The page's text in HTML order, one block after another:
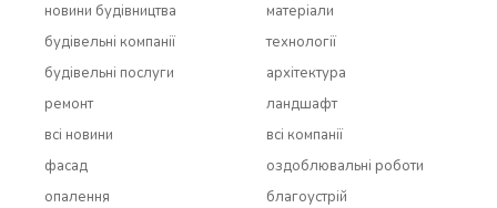
новини будівництва
будівельні компанії
будівельні послуги
ремонт
всi новини
матеріали
технології
архітектура
ландшафт
всi компанії
фасад
опалення
оздоблювальні роботи
благоустрій